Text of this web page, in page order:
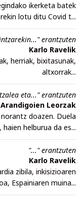
ikerketa batek
lotu ditu Covid t...
erantzuten
Karlo Ravelik
herriak, bixitasunak,
altxorrak...
eta..." erantzuten
Leorzak
doazen. Duela
helburua da es...
"..." erantzuten
Karlo Ravelik
zibila, inkisizioaren
Espainiaren muina...